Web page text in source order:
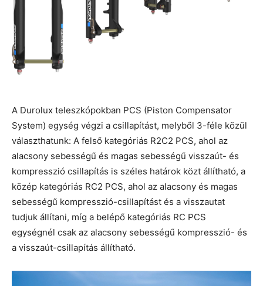
A Durolux teleszkópokban PCS (Piston Compensator
System) egység végzi a csillapítást, melyből 3-féle közül
választhatunk: A felső kategóriás R2C2 PCS, ahol az
alacsony sebességű és magas sebességű visszaút- és
kompresszió csillapítás is széles határok közt állítható, a
közép kategóriás RC2 PCS, ahol az alacsony és magas
sebességű kompresszió-csillapítást és a visszautat
tudjuk állítani, míg a belépő kategóriás RC PCS
egységnél csak az alacsony sebességű kompresszió- és
a visszaút-csillapítás állítható.